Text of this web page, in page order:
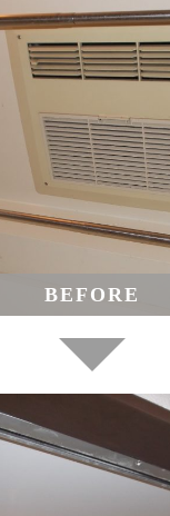
BEFORE